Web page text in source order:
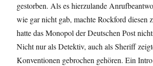
gestorben. Als es hierzulande
wie gar nicht gab, machte Rockford diesen
hatte das Monopol der Deutschen Post
Nicht nur als Detektiv, auch als Sheriff
Konventionen gebrochen gehören. Ein